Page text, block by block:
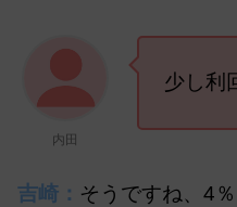
内田
少し利
吉崎： そうですね、4